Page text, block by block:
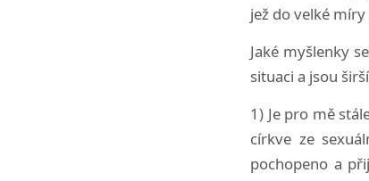
jež do velké
Jaké myšlenky
situaci a jsou
1) Je pro mě
církve ze
pochopeno a